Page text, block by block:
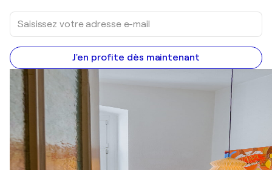
J'en profite dès maintenant